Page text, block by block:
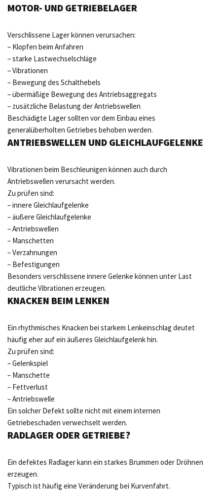
MOTOR- UND GETRIEBELAGER
Verschlissene Lager können verursachen:
– Klopfen beim Anfahren
– starke Lastwechselschläge
– Vibrationen
– Bewegung des Schalthebels
– übermäßige Bewegung des Antriebsaggregats
– zusätzliche Belastung der Antriebswellen
Beschädigte Lager sollten vor dem Einbau eines
generalüberholten Getriebes behoben werden.
ANTRIEBSWELLEN UND GLEICHLAUFGELENKE
Vibrationen beim Beschleunigen können auch durch
Antriebswellen verursacht werden.
Zu prüfen sind:
– innere Gleichlaufgelenke
– äußere Gleichlaufgelenke
– Antriebswellen
– Manschetten
– Verzahnungen
– Befestigungen
Besonders verschlissene innere Gelenke können unter Last
deutliche Vibrationen erzeugen.
KNACKEN BEIM LENKEN
Ein rhythmisches Knacken bei starkem Lenkeinschlag deutet
häufig eher auf ein äußeres Gleichlaufgelenk hin.
Zu prüfen sind:
– Gelenkspiel
– Manschette
– Fettverlust
– Antriebswelle
Ein solcher Defekt sollte nicht mit einem internen
Getriebeschaden verwechselt werden.
RADLAGER ODER GETRIEBE?
Ein defektes Radlager kann ein starkes Brummen oder Dröhnen
erzeugen.
Typisch ist häufig eine Veränderung bei Kurvenfahrt.